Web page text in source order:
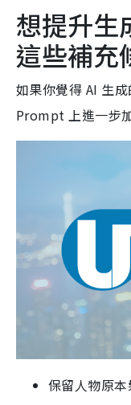
想提升生
這些補充
如果你覺得 AI 生
Prompt 上進一步
保留人物原本